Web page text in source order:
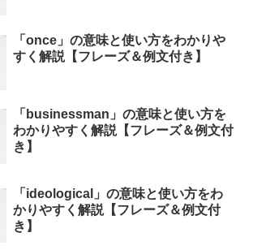
「once」の意味と使い方をわかりや
すく解説【フレーズ＆例文付き】
「businessman」の意味と使い方を
わかりやすく解説【フレーズ＆例文付
き】
「ideological」の意味と使い方をわ
かりやすく解説【フレーズ＆例文付
き】